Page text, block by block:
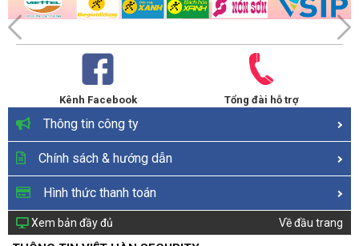
Kênh Facebook Tổng đài hỗ trợ
Thông tin công ty
Chính sách & hướng dẫn
Hình thức thanh toán
Xem bản đầy đủ Về đầu trang